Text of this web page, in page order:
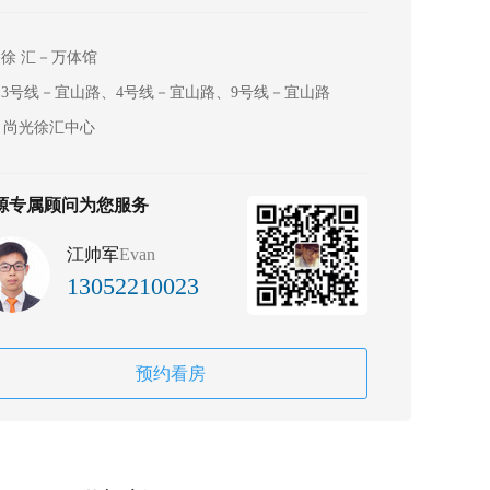
徐 汇－万体馆
3号线－宜山路、4号线－宜山路、9号线－宜山路
尚光徐汇中心
专属顾问为您服务
江帅军Evan
13052210023
预约看房